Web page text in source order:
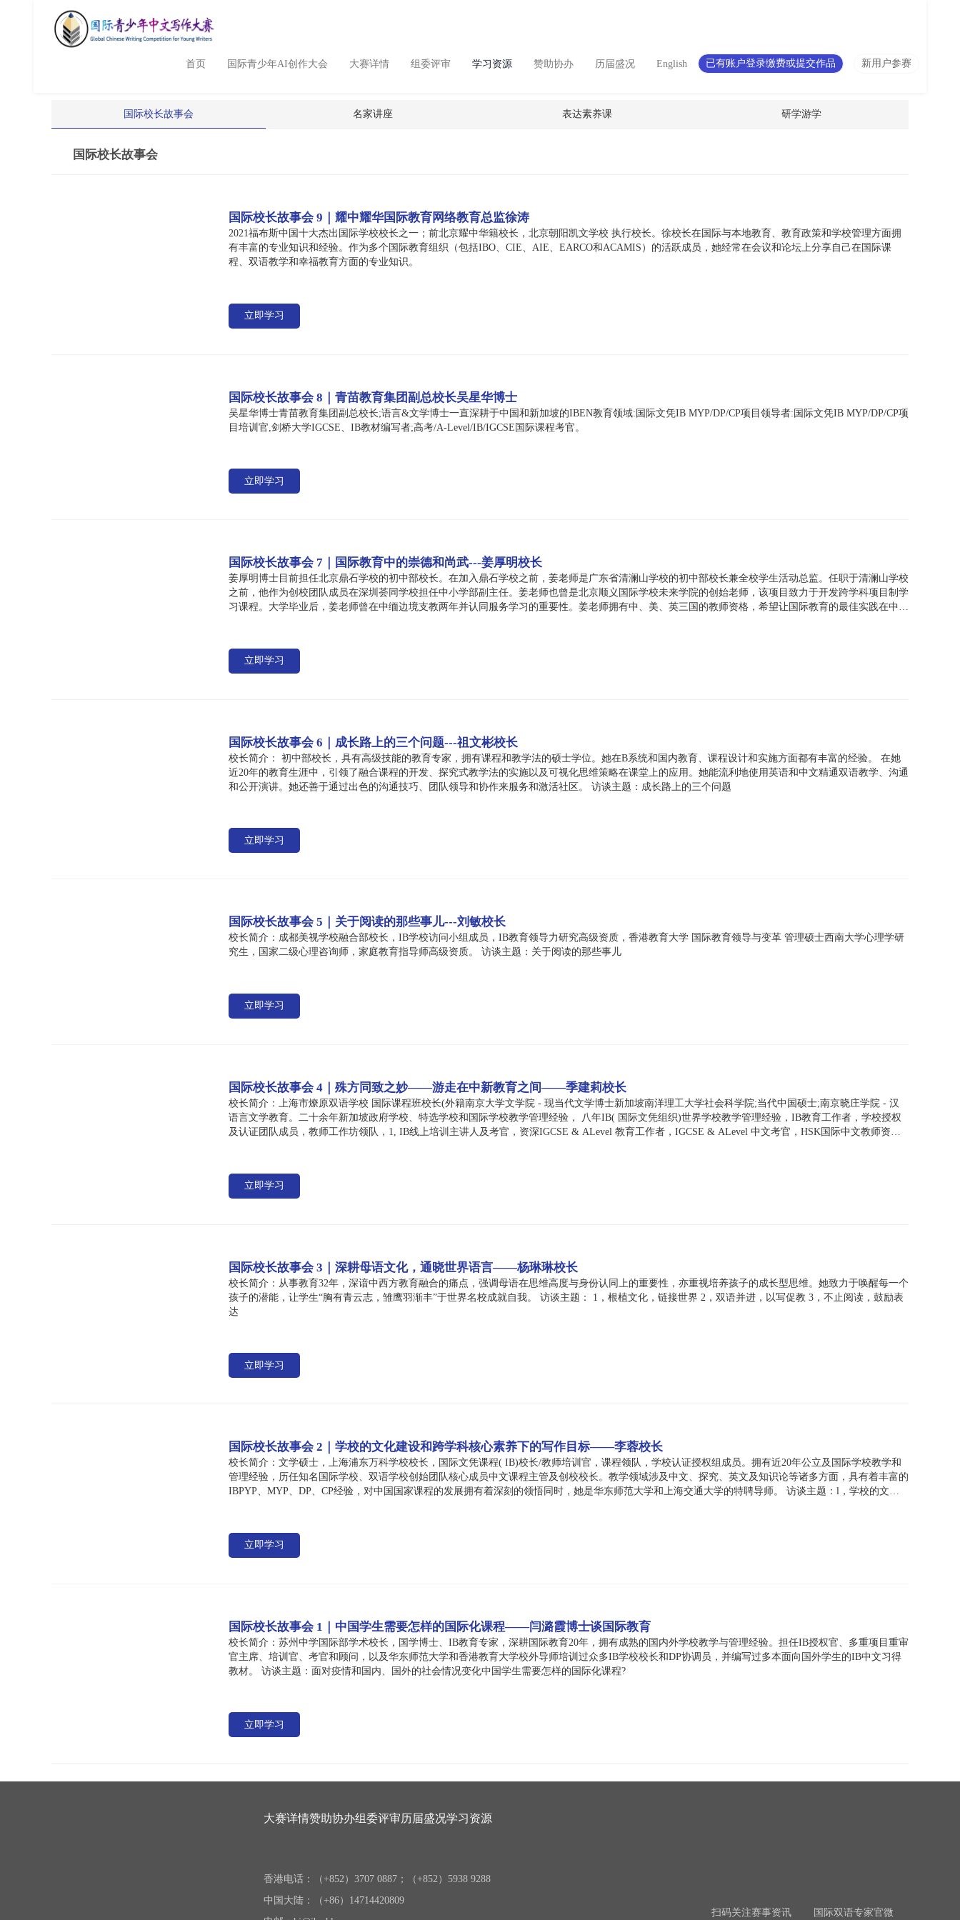
首页 国际青少年AI创作大会 大赛详情 组委评审 学习资源 赞助协办 历届盛况 English 已有账户登录缴费或提交作品 新用户参赛
国际校长故事会 名家讲座 表达素养课 研学游学
国际校长故事会
国际校长故事会 9｜耀中耀华国际教育网络教育总监徐涛
2021福布斯中国十大杰出国际学校校长之一；前北京耀中华籍校长，北京朝阳凯文学校 执行校长。徐校长在国际与本地教育、教育政策和学校管理方面拥
有丰富的专业知识和经验。作为多个国际教育组织（包括IBO、CIE、AIE、EARCO和ACAMIS）的活跃成员，她经常在会议和论坛上分享自己在国际课
程、双语教学和幸福教育方面的专业知识。
立即学习
国际校长故事会 8｜青苗教育集团副总校长吴星华博士
吴星华博士青苗教育集团副总校长;语言&文学博士一直深耕于中国和新加坡的IBEN教育领域:国际文凭IB MYP/DP/CP项目领导者:国际文凭IB MYP/DP/CP项
目培训官,剑桥大学IGCSE、IB教材编写者;高考/A-Level/IB/IGCSE国际课程考官。
立即学习
国际校长故事会 7｜国际教育中的崇德和尚武---姜厚明校长
姜厚明博士目前担任北京鼎石学校的初中部校长。在加入鼎石学校之前，姜老师是广东省清澜山学校的初中部校长兼全校学生活动总监。任职于清澜山学校
之前，他作为创校团队成员在深圳荟同学校担任中小学部副主任。姜老师也曾是北京顺义国际学校未来学院的创始老师，该项目致力于开发跨学科项目制学
习课程。大学毕业后，姜老师曾在中缅边境支教两年并认同服务学习的重要性。姜老师拥有中、美、英三国的教师资格，希望让国际教育的最佳实践在中国
立即学习
国际校长故事会 6｜成长路上的三个问题---祖文彬校长
校长简介： 初中部校长，具有高级技能的教育专家，拥有课程和教学法的硕士学位。她在B系统和国内教育、课程设计和实施方面都有丰富的经验。 在她
近20年的教育生涯中，引领了融合课程的开发、探究式教学法的实施以及可视化思维策略在课堂上的应用。她能流利地使用英语和中文精通双语教学、沟通
和公开演讲。她还善于通过出色的沟通技巧、团队领导和协作来服务和激活社区。 访谈主题：成长路上的三个问题
立即学习
国际校长故事会 5｜关于阅读的那些事儿---刘敏校长
校长简介：成都美视学校融合部校长，IB学校访问小组成员，IB教育领导力研究高级资质，香港教育大学 国际教育领导与变革 管理硕士西南大学心理学研
究生，国家二级心理咨询师，家庭教育指导师高级资质。 访谈主题：关于阅读的那些事儿
立即学习
国际校长故事会 4｜殊方同致之妙——游走在中新教育之间——季建莉校长
校长简介：上海市燎原双语学校 国际课程班校长(外籍南京大学文学院 - 现当代文学博士新加坡南洋理工大学社会科学院;当代中国硕士;南京晓庄学院 - 汉
语言文学教育。二十余年新加坡政府学校、特选学校和国际学校教学管理经验， 八年IB( 国际文凭组织)世界学校教学管理经验，IB教育工作者，学校授权
及认证团队成员，教师工作坊领队，1, IB线上培训主讲人及考官，资深IGCSE & ALevel 教育工作者，IGCSE & ALevel 中文考官，HSK国际中文教师资格
立即学习
国际校长故事会 3｜深耕母语文化，通晓世界语言——杨琳琳校长
校长简介：从事教育32年，深谙中西方教育融合的痛点，强调母语在思维高度与身份认同上的重要性，亦重视培养孩子的成长型思维。她致力于唤醒每一个
孩子的潜能，让学生“胸有青云志，雏鹰羽渐丰”于世界名校成就自我。 访谈主题： 1，根植文化，链接世界 2，双语并进，以写促教 3，不止阅读，鼓励表
达
立即学习
国际校长故事会 2｜学校的文化建设和跨学科核心素养下的写作目标——李蓉校长
校长简介：文学硕士，上海浦东万科学校校长，国际文凭课程( IB)校长/教师培训官，课程领队，学校认证授权组成员。拥有近20年公立及国际学校教学和
管理经验，历任知名国际学校、双语学校创始团队核心成员中文课程主管及创校校长。教学领域涉及中文、探究、英文及知识论等诸多方面，具有着丰富的
IBPYP、MYP、DP、CP经验，对中国国家课程的发展拥有着深刻的领悟同时，她是华东师范大学和上海交通大学的特聘导师。 访谈主题：l，学校的文化
立即学习
国际校长故事会 1｜中国学生需要怎样的国际化课程——闫潞霞博士谈国际教育
校长简介：苏州中学国际部学术校长，国学博士、IB教育专家，深耕国际教育20年，拥有成熟的国内外学校教学与管理经验。担任IB授权官、多重项目重审
官主席、培训官、考官和顾问，以及华东师范大学和香港教育大学校外导师培训过众多IB学校校长和DP协调员，并编写过多本面向国外学生的IB中文习得
教材。 访谈主题：面对疫情和国内、国外的社会情况变化中国学生需要怎样的国际化课程?
立即学习
大赛详情赞助协办组委评审历届盛况学习资源
香港电话：（+852）3707 0887；（+852）5938 9288
中国大陆：（+86）14714420809
扫码关注赛事资讯 国际双语专家官微